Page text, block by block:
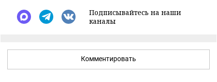
Подписывайтесь на наши
каналы
Комментировать